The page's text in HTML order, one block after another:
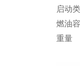
启动
燃油
重量